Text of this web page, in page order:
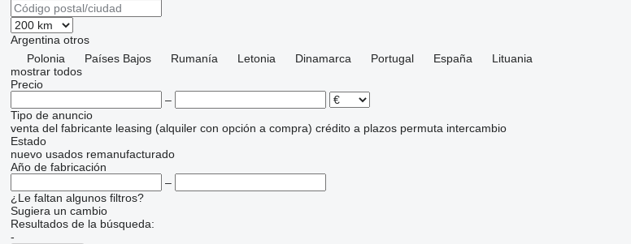
Argentina otros
Polonia
Países Bajos Rumanía Letonia Dinamarca Portugal España
Lituania
mostrar todos
Precio
–
Tipo de anuncio
venta del fabricante leasing (alquiler con opción a compra) crédito a plazos permuta intercambio
Estado
nuevo usados remanufacturado
Año de fabricación
–
¿Le faltan algunos filtros?
Sugiera un cambio
Resultados de la búsqueda:
-